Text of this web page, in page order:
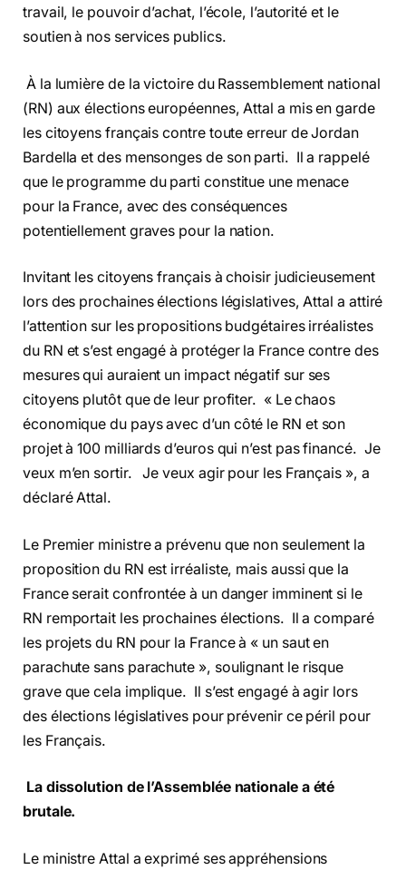
travail, le pouvoir d’achat, l’école, l’autorité et le
soutien à nos services publics.
À la lumière de la victoire du Rassemblement national
(RN) aux élections européennes, Attal a mis en garde
les citoyens français contre toute erreur de Jordan
Bardella et des mensonges de son parti. Il a rappelé
que le programme du parti constitue une menace
pour la France, avec des conséquences
potentiellement graves pour la nation.
Invitant les citoyens français à choisir judicieusement
lors des prochaines élections législatives, Attal a attiré
l’attention sur les propositions budgétaires irréalistes
du RN et s’est engagé à protéger la France contre des
mesures qui auraient un impact négatif sur ses
citoyens plutôt que de leur profiter. « Le chaos
économique du pays avec d’un côté le RN et son
projet à 100 milliards d’euros qui n’est pas financé. Je
veux m’en sortir. Je veux agir pour les Français », a
déclaré Attal.
Le Premier ministre a prévenu que non seulement la
proposition du RN est irréaliste, mais aussi que la
France serait confrontée à un danger imminent si le
RN remportait les prochaines élections. Il a comparé
les projets du RN pour la France à « un saut en
parachute sans parachute », soulignant le risque
grave que cela implique. Il s’est engagé à agir lors
des élections législatives pour prévenir ce péril pour
les Français.
La dissolution de l’Assemblée nationale a été
brutale.
Le ministre Attal a exprimé ses appréhensions